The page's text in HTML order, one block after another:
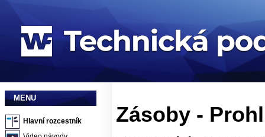
MENU
Hlavní rozcestník
Zásoby -